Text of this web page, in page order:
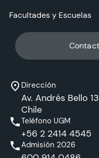
Dirección
Av. Andrés Bello
Chile
Teléfono UGM
+56 2 2414 4545
Admisión 2026
Facultades y Escuelas